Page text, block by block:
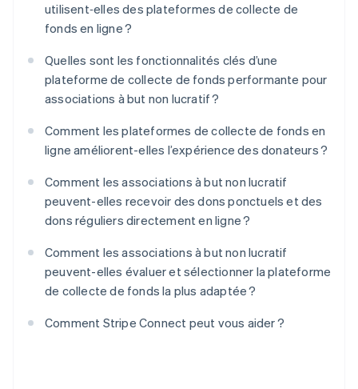
utilisent‑elles des plateformes de collecte de
fonds en ligne ?
Quelles sont les fonctionnalités clés d’une
plateforme de collecte de fonds performante pour
associations à but non lucratif ?
Comment les plateformes de collecte de fonds en
ligne améliorent-elles l’expérience des donateurs ?
Comment les associations à but non lucratif
peuvent-elles recevoir des dons ponctuels et des
dons réguliers directement en ligne ?
Comment les associations à but non lucratif
peuvent-elles évaluer et sélectionner la plateforme
de collecte de fonds la plus adaptée ?
Comment Stripe Connect peut vous aider ?